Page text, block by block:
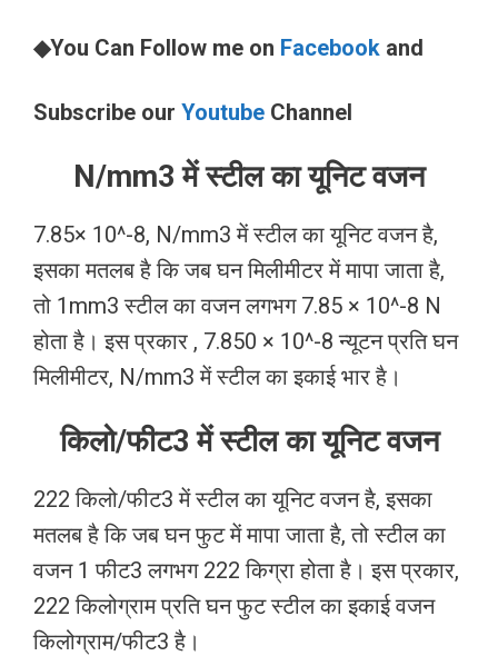
◆You Can Follow me on Facebook and
Subscribe our Youtube Channel
N/mm3 में स्टील का यूनिट वजन
7.85× 10^-8, N/mm3 में स्टील का यूनिट वजन है,
इसका मतलब है कि जब घन मिलीमीटर में मापा जाता है,
तो 1mm3 स्टील का वजन लगभग 7.85 × 10^-8 N
होता है। इस प्रकार , 7.850 × 10^-8 न्यूटन प्रति घन
मिलीमीटर, N/mm3 में स्टील का इकाई भार है।
किलो/फीट3 में स्टील का यूनिट वजन
222 किलो/फीट3 में स्टील का यूनिट वजन है, इसका
मतलब है कि जब घन फुट में मापा जाता है, तो स्टील का
वजन 1 फीट3 लगभग 222 किग्रा होता है। इस प्रकार,
222 किलोग्राम प्रति घन फुट स्टील का इकाई वजन
किलोग्राम/फीट3 है।